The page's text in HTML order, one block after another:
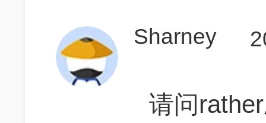
Sharney
请问